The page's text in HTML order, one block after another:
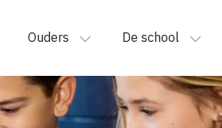
Ouders De school